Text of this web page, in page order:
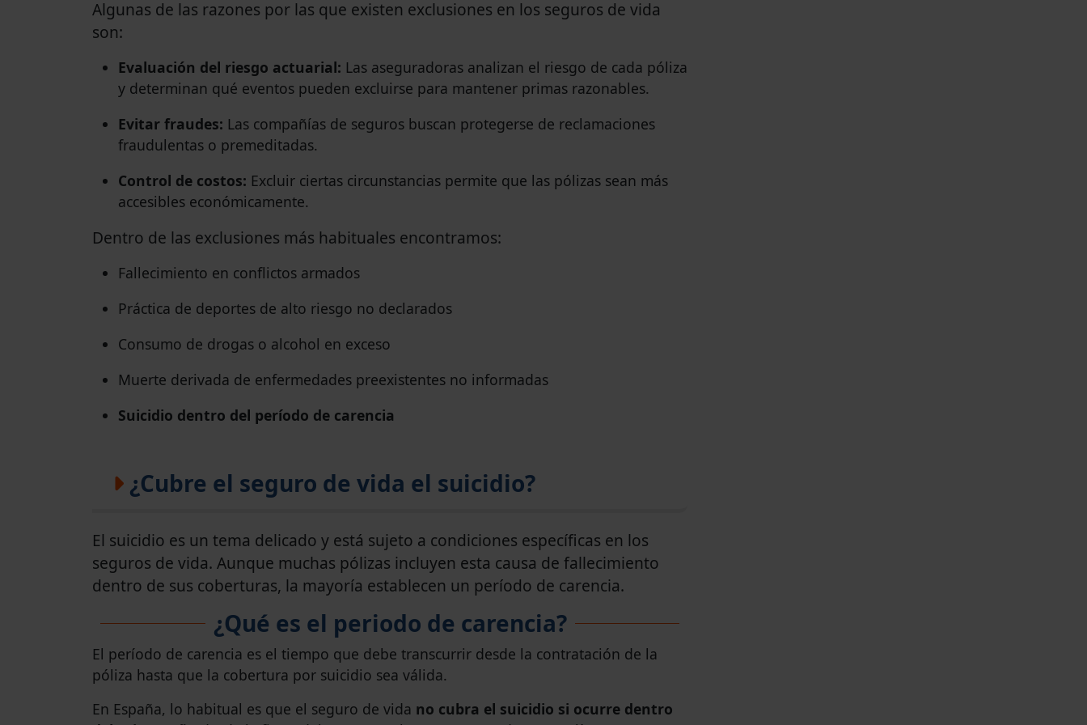
Algunas de las razones por las que existen exclusiones en los seguros de vida
son:
Evaluación del riesgo actuarial: Las aseguradoras analizan el riesgo de cada póliza
y determinan qué eventos pueden excluirse para mantener primas razonables.
Evitar fraudes: Las compañías de seguros buscan protegerse de reclamaciones
fraudulentas o premeditadas.
Control de costos: Excluir ciertas circunstancias permite que las pólizas sean más
accesibles económicamente.
Dentro de las exclusiones más habituales encontramos:
Fallecimiento en conflictos armados
Práctica de deportes de alto riesgo no declarados
Consumo de drogas o alcohol en exceso
Muerte derivada de enfermedades preexistentes no informadas
Suicidio dentro del período de carencia
¿Cubre el seguro de vida el suicidio?
El suicidio es un tema delicado y está sujeto a condiciones específicas en los
seguros de vida. Aunque muchas pólizas incluyen esta causa de fallecimiento
dentro de sus coberturas, la mayoría establecen un período de carencia.
¿Qué es el periodo de carencia?
El período de carencia es el tiempo que debe transcurrir desde la contratación de la
póliza hasta que la cobertura por suicidio sea válida.
En España, lo habitual es que el seguro de vida no cubra el suicidio si ocurre dentro